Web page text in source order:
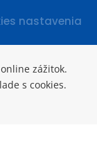
nastavenia
zážitok.
s cookies.